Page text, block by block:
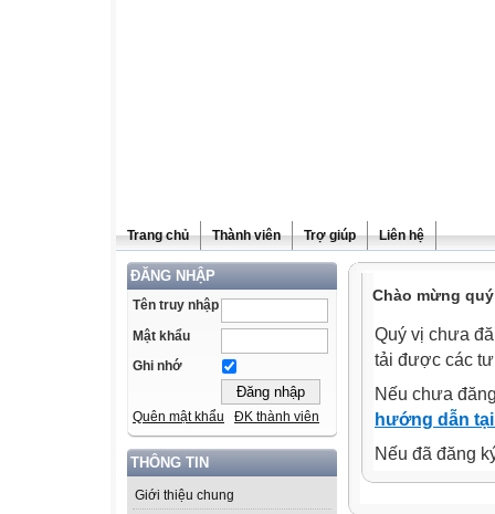
Trang chủ Thành viên Trợ giúp Liên hệ
ĐĂNG NHẬP
Tên truy nhập
Mật khẩu
Ghi nhớ
Quên mật khẩu ĐK thành viên
THÔNG TIN
Giới thiệu chung
Chào mừng
Quý vị chưa
tải được các
Nếu chưa
hướng dẫn
Nếu đã đăng